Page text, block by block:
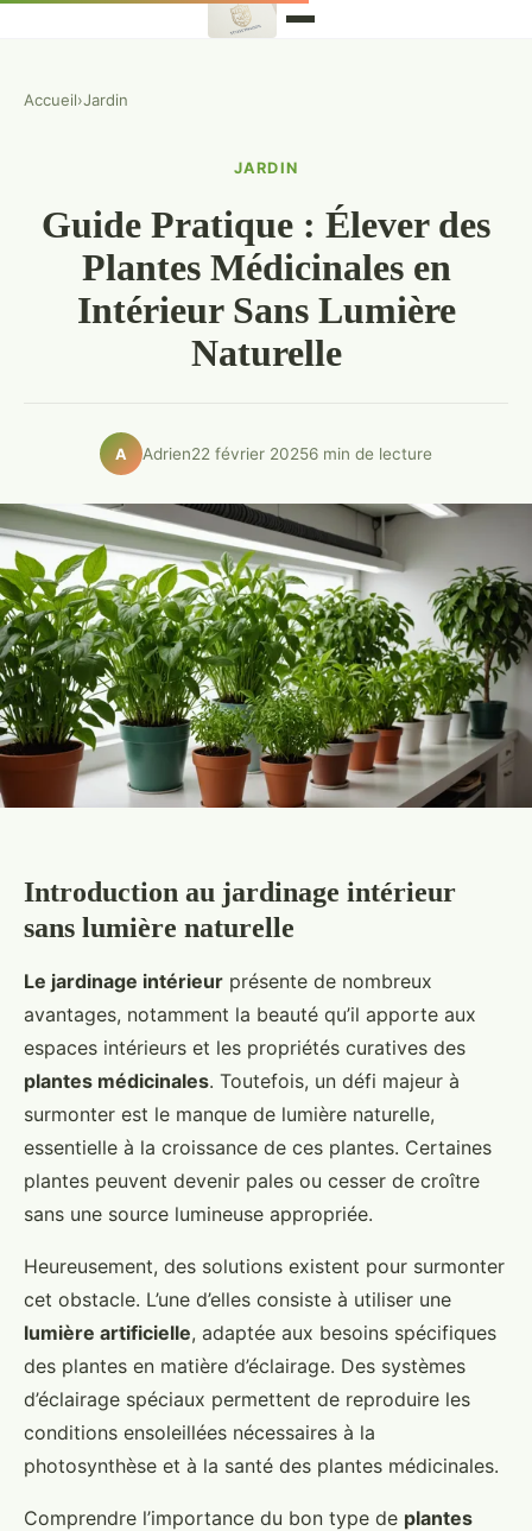
Accueil›Jardin
JARDIN
Guide Pratique : Élever des
Plantes Médicinales en
Intérieur Sans Lumière
Naturelle
A Adrien22 février 20256 min de lecture
Introduction au jardinage intérieur
sans lumière naturelle
Le jardinage intérieur présente de nombreux
avantages, notamment la beauté qu’il apporte aux
espaces intérieurs et les propriétés curatives des
plantes médicinales. Toutefois, un défi majeur à
surmonter est le manque de lumière naturelle,
essentielle à la croissance de ces plantes. Certaines
plantes peuvent devenir pales ou cesser de croître
sans une source lumineuse appropriée.
Heureusement, des solutions existent pour surmonter
cet obstacle. L’une d’elles consiste à utiliser une
lumière artificielle, adaptée aux besoins spécifiques
des plantes en matière d’éclairage. Des systèmes
d’éclairage spéciaux permettent de reproduire les
conditions ensoleillées nécessaires à la
photosynthèse et à la santé des plantes médicinales.
Comprendre l’importance du bon type de plantes